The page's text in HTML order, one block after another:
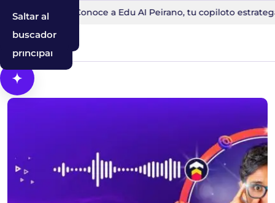
Saltar al
contenido
principal
Saltar a la
navegación
Saltar al
buscador
30 minutos Conoce a Edu AI Peirano, tu copiloto
Abrir Cosmos, el asistente con IA